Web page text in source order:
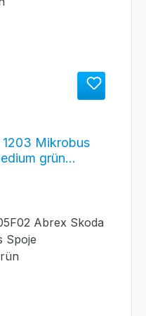
Mikrobus
grün
Abrex Skoda
Spoje